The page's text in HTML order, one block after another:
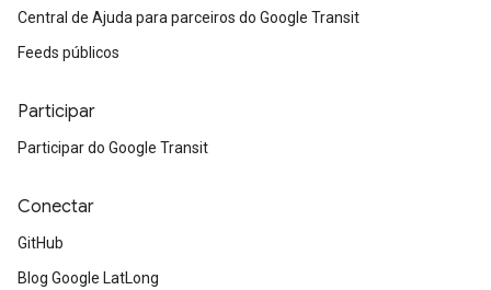
Central de Ajuda para parceiros do Google Transit
Feeds públicos
Participar
Participar do Google Transit
Conectar
GitHub
Blog Google LatLong